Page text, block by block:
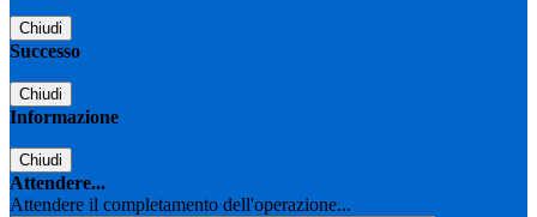
Chiudi
Successo
Chiudi
Informazione
Chiudi
Attendere...
Attendere il completamento dell'operazione...